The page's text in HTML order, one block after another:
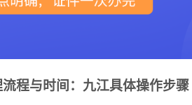
流程与时间：九江具体操作步骤